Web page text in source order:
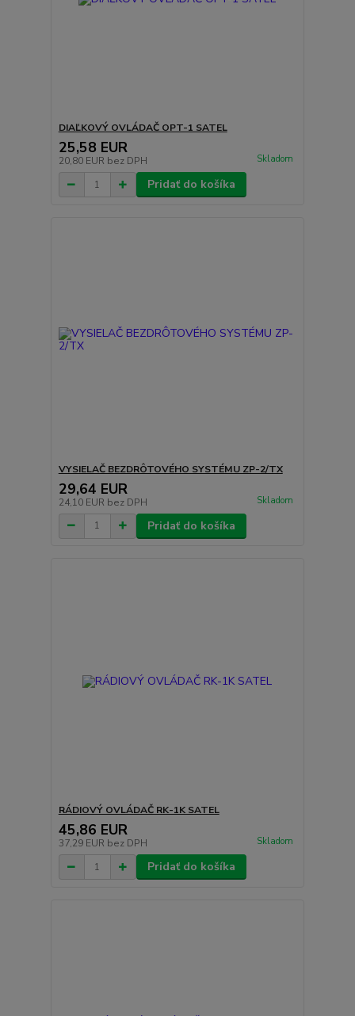
DIAĽKOVÝ OVLÁDAČ OPT-1 SATEL
25,58 EUR
20,80 EUR bez DPH Skladom
Pridať do košíka
VYSIELAČ BEZDRÔTOVÉHO SYSTÉMU ZP-2/TX
29,64 EUR
24,10 EUR bez DPH Skladom
Pridať do košíka
RÁDIOVÝ OVLÁDAČ RK-1K SATEL
45,86 EUR
37,29 EUR bez DPH Skladom
Pridať do košíka